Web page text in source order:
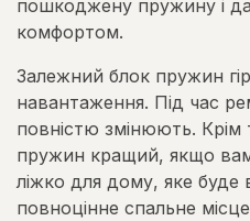
пошкоджену пружину і
комфортом.
Залежний блок пружин
навантаження. Під час
повністю змінюють.
пружин кращий, якщо вам
ліжко для дому, яке буде
повноцінне спальне